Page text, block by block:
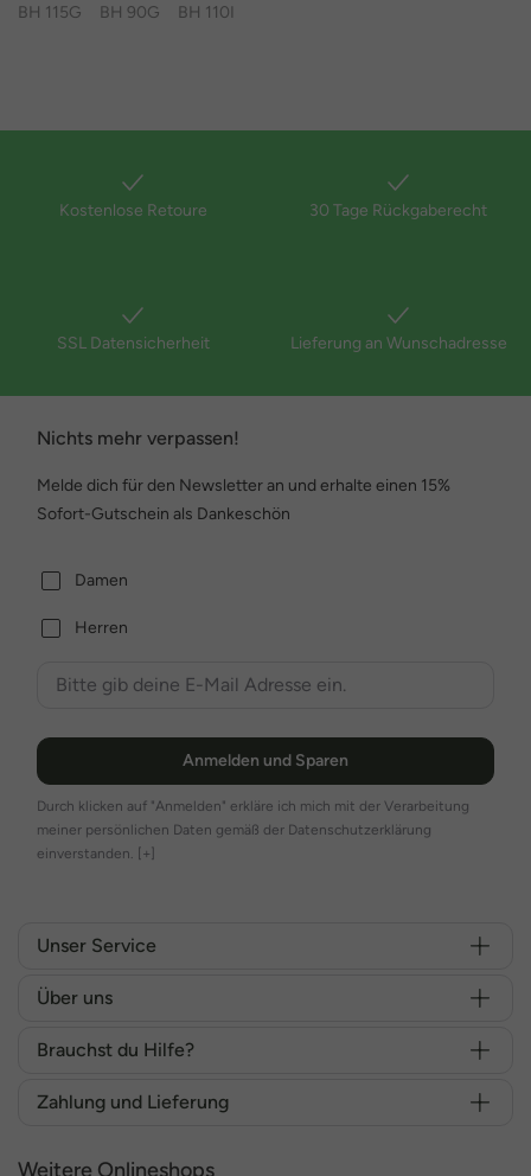
BH 115G
BH 90G BH 110I
Kostenlose Retoure 30 Tage Rückgaberecht
SSL Datensicherheit Lieferung an Wunschadresse
Nichts mehr verpassen!
Melde dich für den Newsletter an und erhalte einen 15%
Sofort-Gutschein als Dankeschön
Damen
Herren
Anmelden und Sparen
Durch klicken auf "Anmelden" erkläre ich mich mit der Verarbeitung
meiner persönlichen Daten gemäß der Datenschutzerklärung
einverstanden. [+]
Unser Service
Über uns
Brauchst du Hilfe?
Zahlung und Lieferung
Weitere Onlineshops